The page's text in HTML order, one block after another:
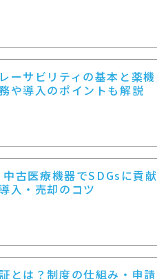
ーサビリティの基本と薬機
や導入のポイントも解説
古医療機器でSDGsに貢献
入・売却のコツ
とは？制度の仕組み・申請